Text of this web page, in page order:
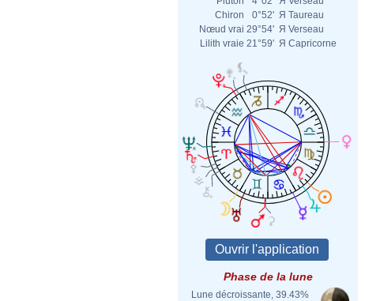
Chiron
0°52' Я Taureau
Nœud vrai 29°54' Я Verseau
Lilith vraie 21°59' Я Capricorne
Phase de la lune
Lune décroissante, 39.43%